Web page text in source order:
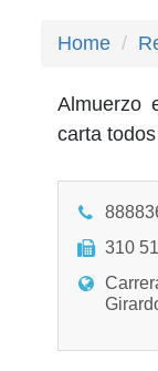
Home
Almuerzo
carta
310